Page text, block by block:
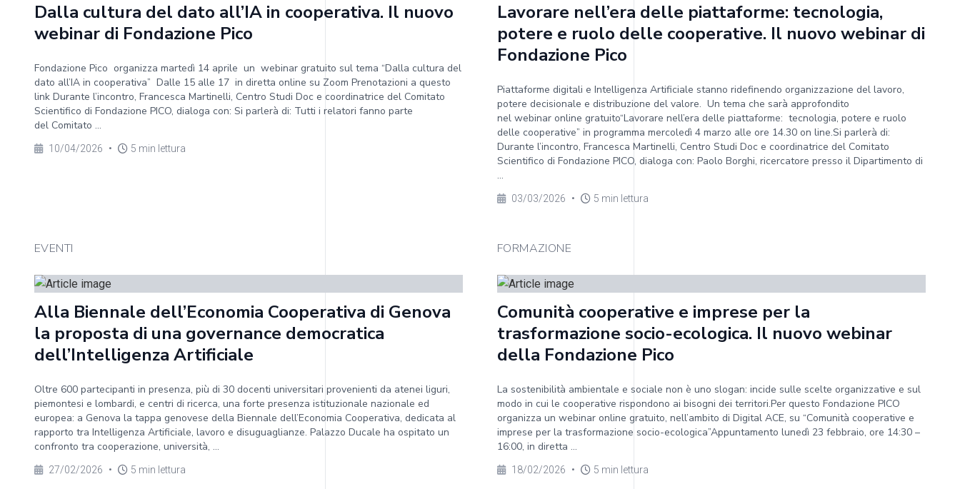
Dalla cultura del dato all’IA in cooperativa. Il nuovo
webinar di Fondazione Pico
Fondazione Pico organizza martedì 14 aprile un webinar gratuito sul tema “Dalla cultura del
dato all’IA in cooperativa” Dalle 15 alle 17 in diretta online su Zoom Prenotazioni a questo
link Durante l’incontro, Francesca Martinelli, Centro Studi Doc e coordinatrice del Comitato
Scientifico di Fondazione PICO, dialoga con: Si parlerà di: Tutti i relatori fanno parte
del Comitato ...
10/04/2026 • 5 min lettura
Lavorare nell’era delle piattaforme: tecnologia,
potere e ruolo delle cooperative. Il nuovo webinar di
Fondazione Pico
Piattaforme digitali e Intelligenza Artificiale stanno ridefinendo organizzazione del lavoro,
potere decisionale e distribuzione del valore. Un tema che sarà approfondito
nel webinar online gratuito“Lavorare nell’era delle piattaforme: tecnologia, potere e ruolo
delle cooperative” in programma mercoledì 4 marzo alle ore 14.30 on line.Si parlerà di:
Durante l’incontro, Francesca Martinelli, Centro Studi Doc e coordinatrice del Comitato
Scientifico di Fondazione PICO, dialoga con: Paolo Borghi, ricercatore presso il Dipartimento di
...
03/03/2026 • 5 min lettura
EVENTI
Alla Biennale dell’Economia Cooperativa di Genova
la proposta di una governance democratica
dell’Intelligenza Artificiale
Oltre 600 partecipanti in presenza, più di 30 docenti universitari provenienti da atenei liguri,
piemontesi e lombardi, e centri di ricerca, una forte presenza istituzionale nazionale ed
europea: a Genova la tappa genovese della Biennale dell’Economia Cooperativa, dedicata al
rapporto tra Intelligenza Artificiale, lavoro e disuguaglianze. Palazzo Ducale ha ospitato un
confronto tra cooperazione, università, ...
27/02/2026 • 5 min lettura
FORMAZIONE
Comunità cooperative e imprese per la
trasformazione socio-ecologica. Il nuovo webinar
della Fondazione Pico
La sostenibilità ambientale e sociale non è uno slogan: incide sulle scelte organizzative e sul
modo in cui le cooperative rispondono ai bisogni dei territori.Per questo Fondazione PICO
organizza un webinar online gratuito, nell’ambito di Digital ACE, su “Comunità cooperative e
imprese per la trasformazione socio-ecologica”Appuntamento lunedì 23 febbraio, ore 14:30 –
16:00, in diretta ...
18/02/2026 • 5 min lettura